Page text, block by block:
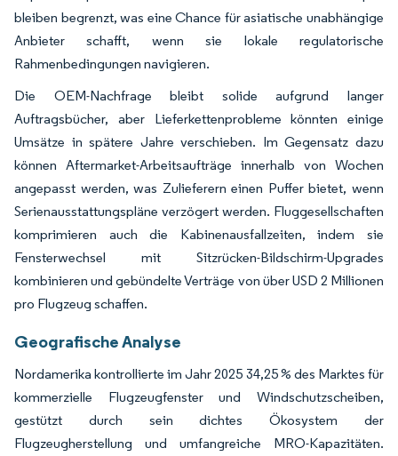
bleiben begrenzt, was eine Chance für asiatische unabhängige
Anbieter schafft, wenn sie lokale regulatorische
Rahmenbedingungen navigieren.
Die OEM-Nachfrage bleibt solide aufgrund langer
Auftragsbücher, aber Lieferkettenprobleme könnten einige
Umsätze in spätere Jahre verschieben. Im Gegensatz dazu
können Aftermarket-Arbeitsaufträge innerhalb von Wochen
angepasst werden, was Zulieferern einen Puffer bietet, wenn
Serienausstattungspläne verzögert werden. Fluggesellschaften
komprimieren auch die Kabinenausfallzeiten, indem sie
Fensterwechsel mit Sitzrücken-Bildschirm-Upgrades
kombinieren und gebündelte Verträge von über USD 2 Millionen
pro Flugzeug schaffen.
Geografische Analyse
Nordamerika kontrollierte im Jahr 2025 34,25 % des Marktes für
kommerzielle Flugzeugfenster und Windschutzscheiben,
gestützt durch sein dichtes Ökosystem der
Flugzeugherstellung und umfangreiche MRO-Kapazitäten.